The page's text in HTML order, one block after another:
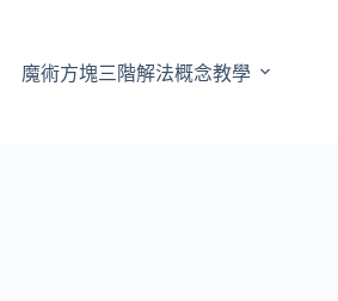
魔術方塊三階解法概念教學